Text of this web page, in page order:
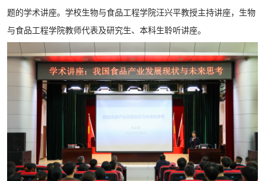
题的学术讲座。学校生物与食品工程学院汪兴平教授主持讲座，生物
与食品工程学院教师代表及研究生、本科生聆听讲座。